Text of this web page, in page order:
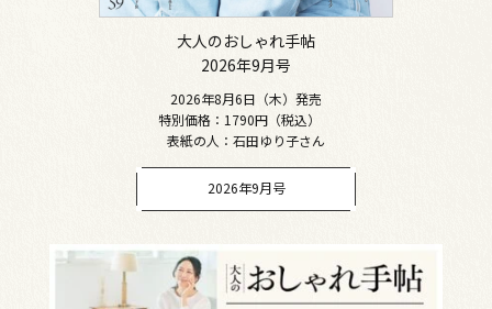
大人のおしゃれ手帖
2026年9月号
2026年8月6日（木）発売
特別価格：1790円（税込）
表紙の人：石田ゆり子さん
2026年9月号